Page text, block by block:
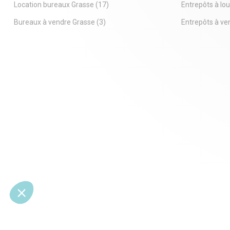
industrielles ou de stockage dans un
secteur dynamique de Grasse.
Location bureaux Grasse (17) Entrepôts à
Bureaux à vendre Grasse (3) Entrepôts à